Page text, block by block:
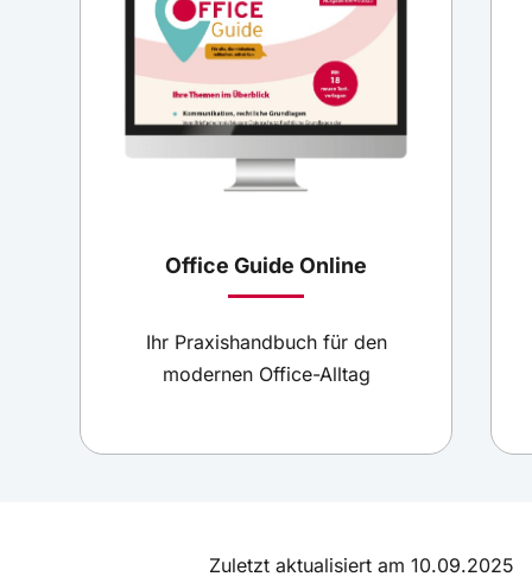
vorzunehmen.
PowerPoint: Überschrift und Layout anpassen
Eine Präsentation erstellen gehört zu den
Routineaufgaben im Sekretariat. Auf Layouts und
Ball bleiben. Machen Sie sich für die nächste
Präsentation mit dem Folienmaster bekannt!
Office Guide Online
Ihr Praxishandbuch für den
modernen Office-Alltag
Zuletzt aktualisiert am 10.09.2025